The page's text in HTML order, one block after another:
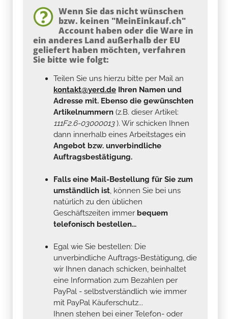
Wenn Sie das nicht wünschen
bzw. keinen "MeinEinkauf.ch"
Account haben oder die Ware in
ein anderes Land außerhalb der EU
geliefert haben möchten, verfahren
Sie bitte wie folgt:
Teilen Sie uns hierzu bitte per Mail an
kontakt@yerd.de Ihren Namen und
Adresse mit. Ebenso die gewünschten
Artikelnummern (z.B. dieser Artikel:
111F2.6-03000013). Wir schicken Ihnen
dann innerhalb eines Arbeitstages ein
Angebot bzw. unverbindliche
Auftragsbestätigung.
Falls eine Mail-Bestellung für Sie zum
umständlich ist, können Sie bei uns
natürlich zu den üblichen
Geschäftszeiten immer bequem
telefonisch bestellen...
Egal wie Sie bestellen: Die
unverbindliche Auftrags-Bestätigung, die
wir Ihnen danach schicken, beinhaltet
eine Information zum Bezahlen per
PayPal - selbstverständlich wie immer
mit PayPal Käuferschutz...
Ihnen stehen bei einer Telefon- oder